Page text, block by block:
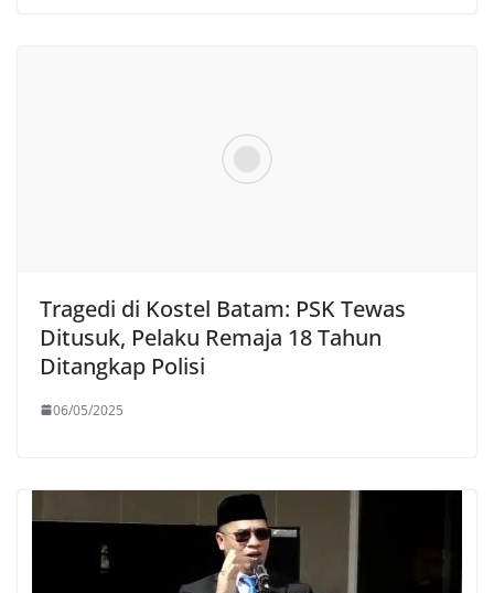
Tragedi di Kostel Batam: PSK Tewas
Ditusuk, Pelaku Remaja 18 Tahun
Ditangkap Polisi
06/05/2025